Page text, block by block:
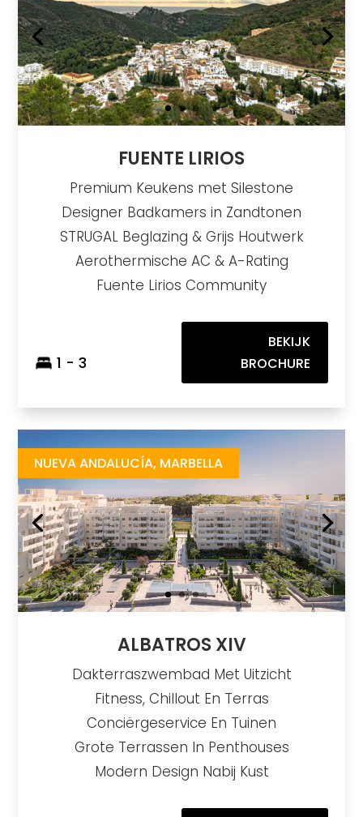
FUENTE LIRIOS
Premium Keukens met Silestone
Designer Badkamers in Zandtonen
STRUGAL Beglazing & Grijs Houtwerk
Aerothermische AC & A-Rating
Fuente Lirios Community
1 - 3
BEKIJK
BROCHURE
NUEVA ANDALUCÍA, MARBELLA
ALBATROS XIV
Dakterraszwembad Met Uitzicht
Fitness, Chillout En Terras
Conciërgeservice En Tuinen
Grote Terrassen In Penthouses
Modern Design Nabij Kust